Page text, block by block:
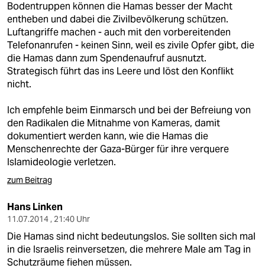
Bodentruppen können die Hamas besser der Macht
entheben und dabei die Zivilbevölkerung schützen.
Luftangriffe machen - auch mit den vorbereitenden
Telefonanrufen - keinen Sinn, weil es zivile Opfer gibt, die
die Hamas dann zum Spendenaufruf ausnutzt.
Strategisch führt das ins Leere und löst den Konflikt
nicht.
Ich empfehle beim Einmarsch und bei der Befreiung von
den Radikalen die Mitnahme von Kameras, damit
dokumentiert werden kann, wie die Hamas die
Menschenrechte der Gaza-Bürger für ihre verquere
Islamideologie verletzen.
zum Beitrag
Hans Linken
11.07.2014 , 21:40 Uhr
Die Hamas sind nicht bedeutungslos. Sie sollten sich mal
in die Israelis reinversetzen, die mehrere Male am Tag in
Schutzräume fiehen müssen.